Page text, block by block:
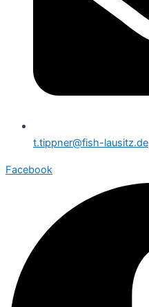
t.tippner@fish-lausitz.de
Facebook